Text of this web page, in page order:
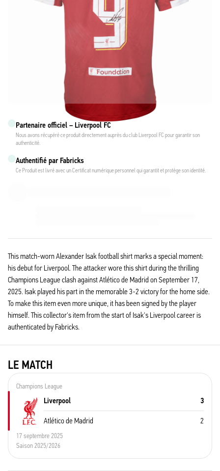
Partenaire officiel – Liverpool FC
Nous avons récupéré ce produit directement auprès du club Liverpool FC pour garantir son
authenticité.
Authentifié par Fabricks
Ce Produit est livré avec un Certificat numérique personnel qui garantit et protège son identité.
This match-worn Alexander Isak football shirt marks a special moment:
his debut for Liverpool. The attacker wore this shirt during the thrilling
Champions League clash against Atlético de Madrid on September 17,
2025. Isak played his part in the memorable 3-2 victory for the home side.
To make this item even more unique, it has been signed by the player
himself. This collector's item from the start of Isak's Liverpool career is
authenticated by Fabricks.
LE MATCH
Champions League
Liverpool 3
Atlético de Madrid 2
17 septembre 2025
Saison 2025/2026